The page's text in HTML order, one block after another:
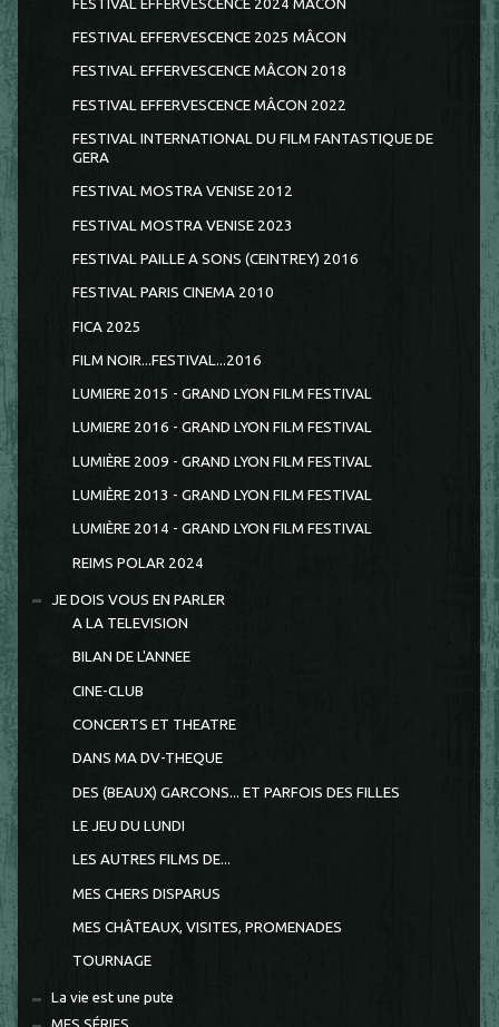
FESTIVAL EFFERVESCENCE 2024 MÂCON
FESTIVAL EFFERVESCENCE 2025 MÂCON
FESTIVAL EFFERVESCENCE MÂCON 2018
FESTIVAL EFFERVESCENCE MÂCON 2022
FESTIVAL INTERNATIONAL DU FILM FANTASTIQUE DE
GERA
FESTIVAL MOSTRA VENISE 2012
FESTIVAL MOSTRA VENISE 2023
FESTIVAL PAILLE A SONS (CEINTREY) 2016
FESTIVAL PARIS CINEMA 2010
FICA 2025
FILM NOIR...FESTIVAL...2016
LUMIERE 2015 - GRAND LYON FILM FESTIVAL
LUMIERE 2016 - GRAND LYON FILM FESTIVAL
LUMIÈRE 2009 - GRAND LYON FILM FESTIVAL
LUMIÈRE 2013 - GRAND LYON FILM FESTIVAL
LUMIÈRE 2014 - GRAND LYON FILM FESTIVAL
REIMS POLAR 2024
JE DOIS VOUS EN PARLER
A LA TELEVISION
BILAN DE L'ANNEE
CINE-CLUB
CONCERTS ET THEATRE
DANS MA DV-THEQUE
DES (BEAUX) GARCONS... ET PARFOIS DES FILLES
LE JEU DU LUNDI
LES AUTRES FILMS DE...
MES CHERS DISPARUS
MES CHÂTEAUX, VISITES, PROMENADES
TOURNAGE
La vie est une pute